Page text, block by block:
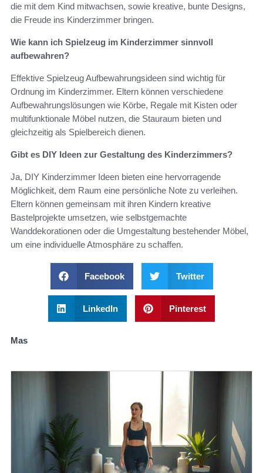
die mit dem Kind mitwachsen, sowie kreative, bunte Designs,
die Freude ins Kinderzimmer bringen.
Wie kann ich Spielzeug im Kinderzimmer sinnvoll
aufbewahren?
Effektive Spielzeug Aufbewahrungsideen sind wichtig für
Ordnung im Kinderzimmer. Eltern können verschiedene
Aufbewahrungslösungen wie Körbe, Regale mit Kisten oder
multifunktionale Möbel nutzen, die Stauraum bieten und
gleichzeitig als Spielbereich dienen.
Gibt es DIY Ideen zur Gestaltung des Kinderzimmers?
Ja, DIY Kinderzimmer Ideen bieten eine hervorragende
Möglichkeit, dem Raum eine persönliche Note zu verleihen.
Eltern können gemeinsam mit ihren Kindern kreative
Bastelprojekte umsetzen, wie selbstgemachte
Wanddekorationen oder die Umgestaltung bestehender Möbel,
um eine individuelle Atmosphäre zu schaffen.
Facebook Twitter
LinkedIn Pinterest
Mas